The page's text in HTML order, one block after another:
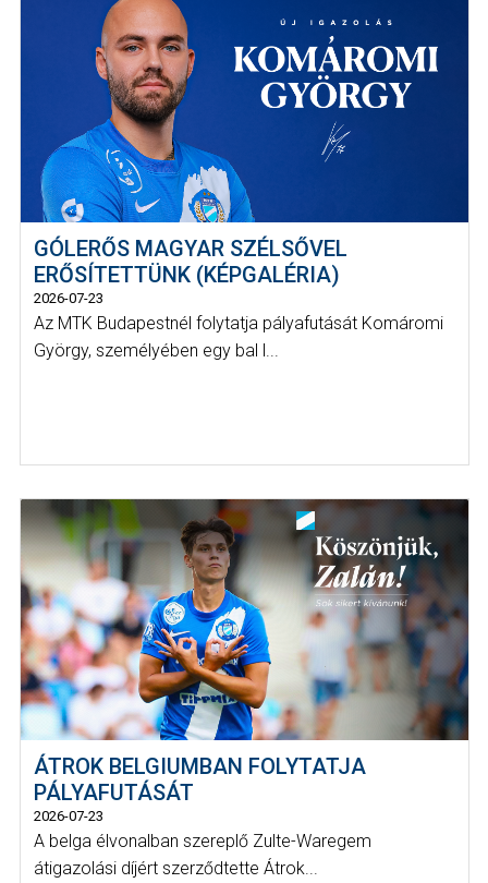
GÓLERŐS MAGYAR SZÉLSŐVEL
ERŐSÍTETTÜNK (KÉPGALÉRIA)
2026-07-23
Az MTK Budapestnél folytatja pályafutását Komáromi
György, személyében egy bal l...
ÁTROK BELGIUMBAN FOLYTATJA
PÁLYAFUTÁSÁT
2026-07-23
A belga élvonalban szereplő Zulte-Waregem
átigazolási díjért szerződtette Átrok...